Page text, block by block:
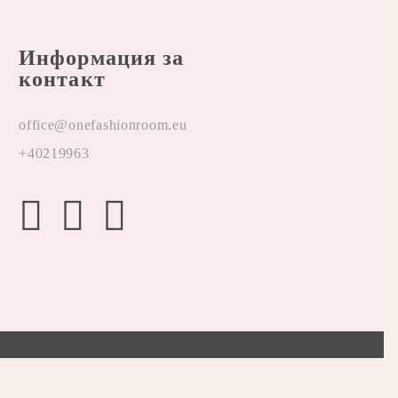
Информация за
контакт
office@onefashionroom.eu
+40219963